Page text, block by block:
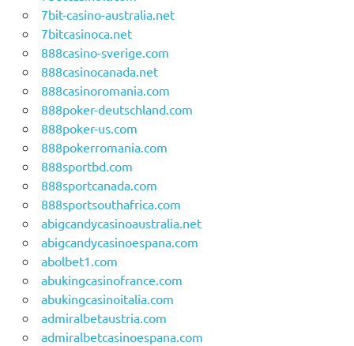
7bit-casino-australia.net
7bitcasinoca.net
888casino-sverige.com
888casinocanada.net
888casinoromania.com
888poker-deutschland.com
888poker-us.com
888pokerromania.com
888sportbd.com
888sportcanada.com
888sportsouthafrica.com
abigcandycasinoaustralia.net
abigcandycasinoespana.com
abolbet1.com
abukingcasinofrance.com
abukingcasinoitalia.com
admiralbetaustria.com
admiralbetcasinoespana.com